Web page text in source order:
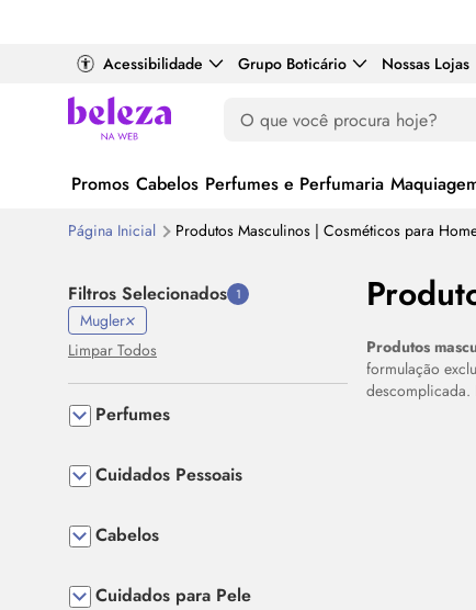
Acessibilidade Grupo Boticário Nossas Lojas
Promos Cabelos Perfumes e Perfumaria
Página Inicial Produtos Masculinos | Cosméticos para
Produtos
formulação
descomplicada.
Filtros Selecionados 1
Mugler
Limpar Todos
Perfumes
Cuidados Pessoais
Cabelos
Cuidados para Pele